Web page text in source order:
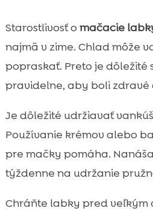
Starostlivosť o mačacie
najmä v zime. Chlad môže
popraskať. Preto je dôležité
pravidelne, aby boli zdravé
Je dôležité udržiavať
Používanie krémov alebo
pre mačky pomáha.
týždenne na udržanie
Chráňte labky pred veľkým